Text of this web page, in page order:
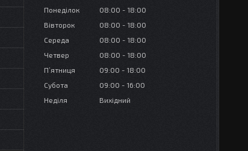
Понеділок 08:00
18:00
Вівторок
08:00
18:00
Середа
08:00
18:00
Четвер
08:00
18:00
Пʼятниця
09:00
18:00
Субота
09:00
16:00
Неділя
Вихідний